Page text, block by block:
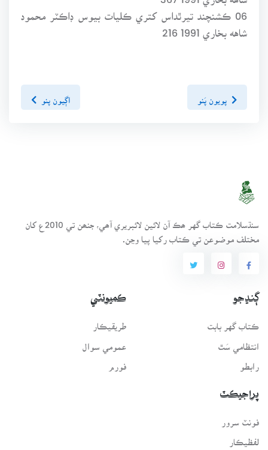
06 ڪشنچند تيرٿداس کتري ڪليات بيوس ڊاڪٽر محمود
شاهه بخاري 1991 216
پويون پَنو اڳيون پنو
سنڌسلامت ڪتاب گهر ھڪ آن لائين لائبريري آھي، جنھن تي 2010ع کان
مختلف موضوعن تي ڪتاب رکيا پيا وڃن.
ڳنڍجو
ڪتاب گهر بابت
انتظامي سَٿ
رابطو
ڪميونٽي
طريقيڪار
عمومي سوال
فورم
پراجيڪٽ
لفظيڪار